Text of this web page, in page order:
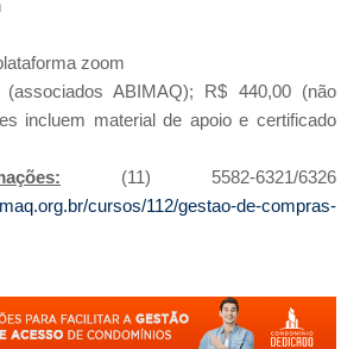
zoom
ABIMAQ); R$ 440,00 (não
incluem material de apoio e certificado
(11) 5582-6321/6326
cursos/112/gestao-de-compras-